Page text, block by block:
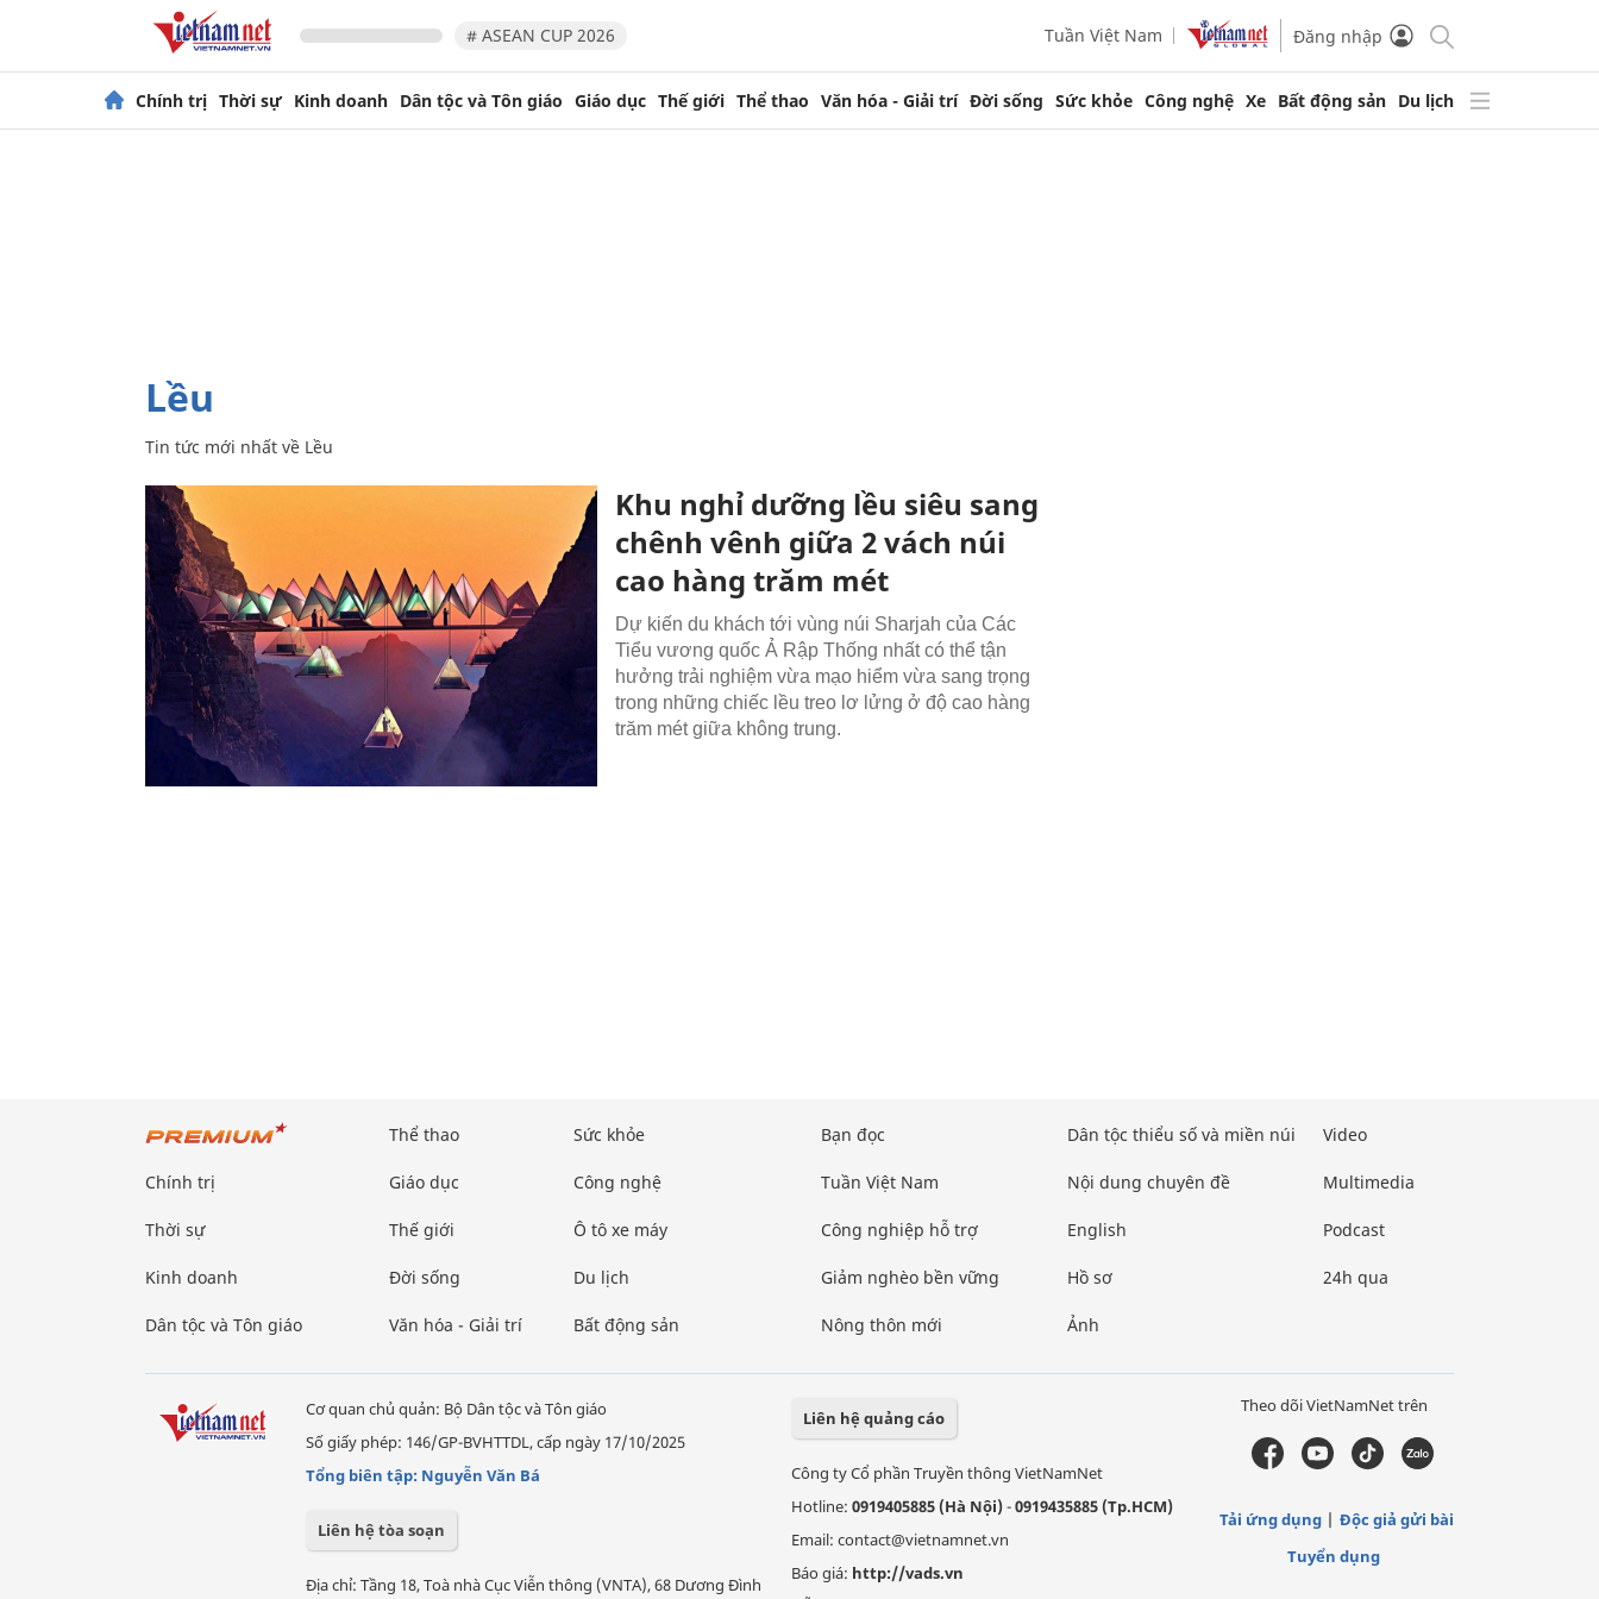
# ASEAN CUP 2026 Tuần Việt Nam Đăng nhập
Chính trị Thời sự Kinh doanh Dân tộc và Tôn giáo Giáo dục Thế giới Thể thao Văn hóa - Giải trí Đời sống Sức khỏe Công nghệ Xe Bất động sản Du lịch
Lều
Tin tức mới nhất về Lều
Khu nghỉ dưỡng lều siêu sang
chênh vênh giữa 2 vách núi
cao hàng trăm mét
Dự kiến du khách tới vùng núi Sharjah của Các
Tiểu vương quốc Ả Rập Thống nhất có thể tận
hưởng trải nghiệm vừa mạo hiểm vừa sang trọng
trong những chiếc lều treo lơ lửng ở độ cao hàng
trăm mét giữa không trung.
Chính trị
Thời sự
Kinh doanh
Dân tộc và Tôn giáo
Thể thao
Giáo dục
Thế giới
Đời sống
Văn hóa - Giải trí
Sức khỏe
Công nghệ
Ô tô xe máy
Du lịch
Bất động sản
Bạn đọc
Tuần Việt Nam
Công nghiệp hỗ trợ
Giảm nghèo bền vững
Nông thôn mới
Dân tộc thiểu số và miền núi
Nội dung chuyên đề
English
Hồ sơ
Ảnh
Video
Multimedia
Podcast
24h qua
Cơ quan chủ quản: Bộ Dân tộc và Tôn giáo
Số giấy phép: 146/GP-BVHTTDL, cấp ngày 17/10/2025
Tổng biên tập: Nguyễn Văn Bá
Liên hệ tòa soạn
Địa chỉ: Tầng 18, Toà nhà Cục Viễn thông (VNTA), 68 Dương Đình
Liên hệ quảng cáo
Công ty Cổ phần Truyền thông VietNamNet
Hotline: 0919405885 (Hà Nội)-0919435885 (Tp.HCM)
Email: contact@vietnamnet.vn
Báo giá: http://vads.vn
Theo dõi VietNamNet trên
Tải ứng dụng
Độc giả gửi bài
Tuyển dụng